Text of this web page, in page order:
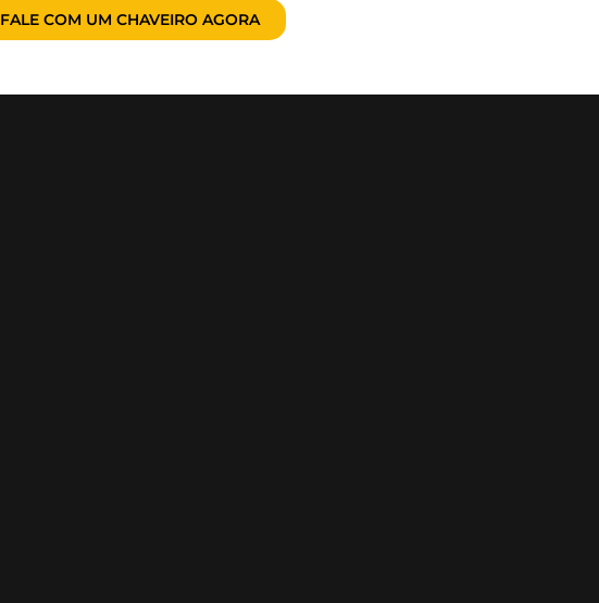
FALE COM UM CHAVEIRO AGORA